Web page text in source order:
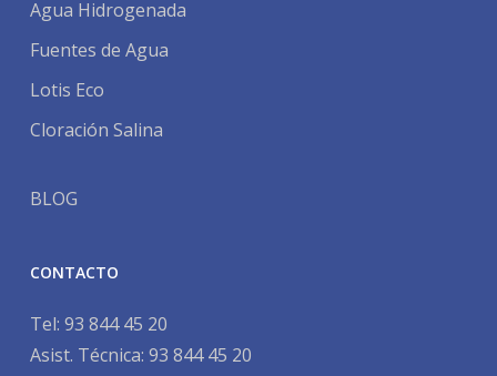
Agua Hidrogenada
Fuentes de Agua
Lotis Eco
Cloración Salina
BLOG
CONTACTO
Tel: 93 844 45 20
Asist. Técnica: 93 844 45 20